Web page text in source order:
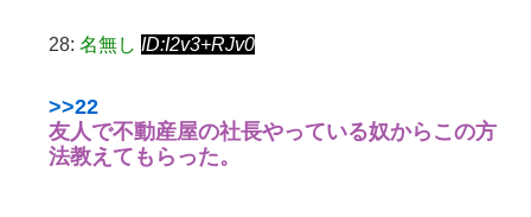
28: 名無し ID:I2v3+RJv0
>>22
友人で不動産屋の社長やっている奴からこの方
法教えてもらった。